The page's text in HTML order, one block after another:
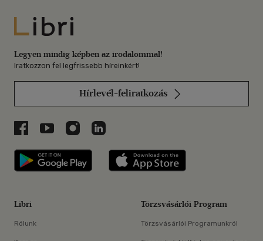
Libri
Legyen mindig képben az irodalommal!
Iratkozzon fel legfrissebb híreinkért!
Hírlevél-feliratkozás
Libri a Facebookon
Libri a Youtube-on
Libri az Instagramon
Libri a LinkedInen
Libri applikáció Szerezd meg: Google
Libri
Rólunk
Törzsvásárlói Program
Törzsvásárlói Programunkról